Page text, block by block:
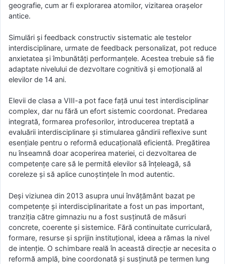
geografie, cum ar fi explorarea atomilor, vizitarea orașelor
antice.
Simulări și feedback constructiv sistematic ale testelor
interdisciplinare, urmate de feedback personalizat, pot reduce
anxietatea și îmbunătăți performanțele. Acestea trebuie să fie
adaptate nivelului de dezvoltare cognitivă și emoțională al
elevilor de 14 ani.
Elevii de clasa a VIII-a pot face față unui test interdisciplinar
complex, dar nu fără un efort sistemic coordonat. Predarea
integrată, formarea profesorilor, introducerea treptată a
evaluării interdisciplinare și stimularea gândirii reflexive sunt
esențiale pentru o reformă educațională eficientă. Pregătirea
nu înseamnă doar acoperirea materiei, ci dezvoltarea de
competențe care să le permită elevilor să înțeleagă, să
coreleze și să aplice cunoștințele în mod autentic.
Deși viziunea din 2013 asupra unui învățământ bazat pe
competențe și interdisciplinaritate a fost un pas important,
tranziția către gimnaziu nu a fost susținută de măsuri
concrete, coerente și sistemice. Fără continuitate curriculară,
formare, resurse și sprijin instituțional, ideea a rămas la nivel
de intenție. O schimbare reală în această direcție ar necesita o
reformă amplă, bine coordonată și susținută pe termen lung